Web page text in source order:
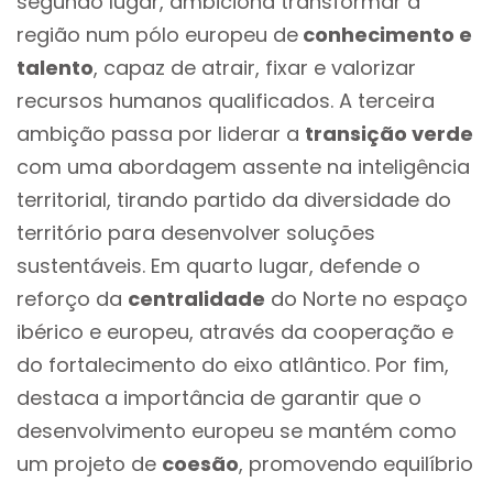
região num pólo europeu de conhecimento e
talento, capaz de atrair, fixar e valorizar
recursos humanos qualificados. A terceira
ambição passa por liderar a transição verde
com uma abordagem assente na inteligência
territorial, tirando partido da diversidade do
território para desenvolver soluções
sustentáveis. Em quarto lugar, defende o
reforço da centralidade do Norte no espaço
ibérico e europeu, através da cooperação e
do fortalecimento do eixo atlântico. Por fim,
destaca a importância de garantir que o
desenvolvimento europeu se mantém como
um projeto de coesão, promovendo equilíbrio